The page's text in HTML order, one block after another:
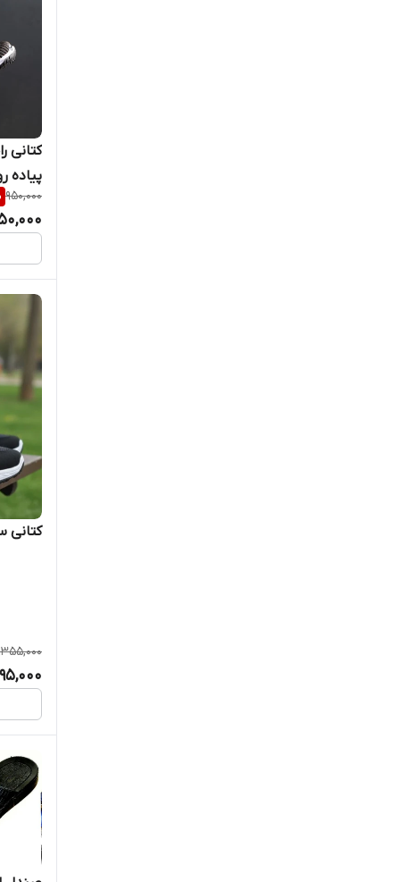
کتانی
پیاده
950,000
کتانی